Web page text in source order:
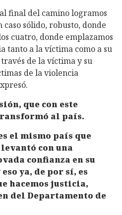
final del camino logramos
sólido, robusto, donde
cuatro, donde emplazamos
tanto a la víctima como a su
de la víctima y su
de la violencia
que con este
al país.
el mismo país que
con una
confianza en su
ya, de por sí, es
hacemos justicia,
del Departamento de